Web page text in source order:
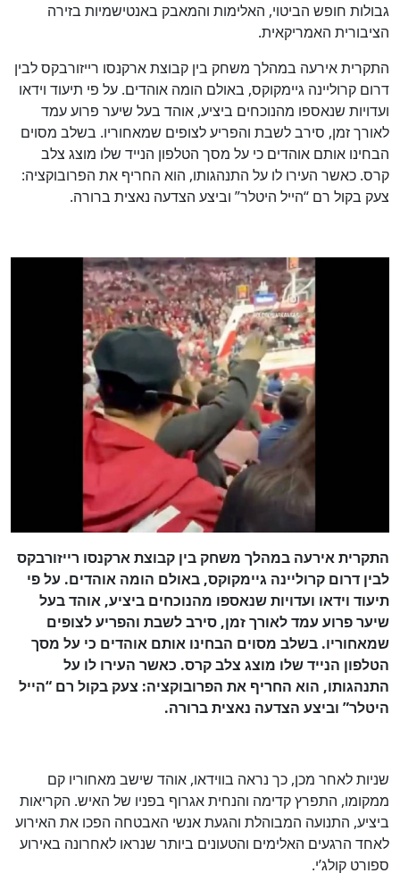
גבולות חופש הביטוי, האלימות והמאבק באנטישמיות בזירה
הציבורית האמריקאית.
התקרית אירעה במהלך משחק בין קבוצת ארקנסו רייזורבקס לבין
דרום קרוליינה גיימקוקס, באולם הומה אוהדים. על פי תיעוד וידאו
ועדויות שנאספו מהנוכחים ביציע, אוהד בעל שיער פרוע עמד
לאורך זמן, סירב לשבת והפריע לצופים שמאחוריו. בשלב מסוים
הבחינו אותם אוהדים כי על מסך הטלפון הנייד שלו מוצג צלב
קרס. כאשר העירו לו על התנהגותו, הוא החריף את הפרובוקציה:
צעק בקול רם “הייל היטלר” וביצע הצדעה נאצית ברורה.
התקרית אירעה במהלך משחק בין קבוצת ארקנסו רייזורבקס
לבין דרום קרוליינה גיימקוקס, באולם הומה אוהדים. על פי
תיעוד וידאו ועדויות שנאספו מהנוכחים ביציע, אוהד בעל
שיער פרוע עמד לאורך זמן, סירב לשבת והפריע לצופים
שמאחוריו. בשלב מסוים הבחינו אותם אוהדים כי על מסך
הטלפון הנייד שלו מוצג צלב קרס. כאשר העירו לו על
התנהגותו, הוא החריף את הפרובוקציה: צעק בקול רם “הייל
היטלר” וביצע הצדעה נאצית ברורה.
שניות לאחר מכן, כך נראה בווידאו, אוהד שישב מאחוריו קם
ממקומו, התפרץ קדימה והנחית אגרוף בפניו של האיש. הקריאות
ביציע, התנועה המבוהלת והגעת אנשי האבטחה הפכו את האירוע
לאחד הרגעים האלימים והטעונים ביותר שנראו לאחרונה באירוע
ספורט קולג’י.